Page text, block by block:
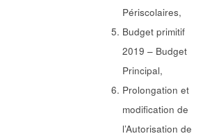
Périscolaires,
Budget primitif
2019 – Budget
Principal,
Prolongation et
modification de
l’Autorisation de